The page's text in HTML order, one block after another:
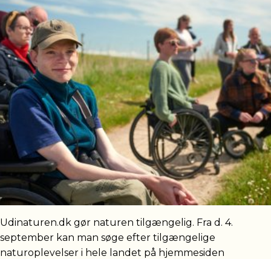
Udinaturen.dk gør naturen tilgængelig. Fra d. 4.
september kan man søge efter tilgængelige
naturoplevelser i hele landet på hjemmesiden